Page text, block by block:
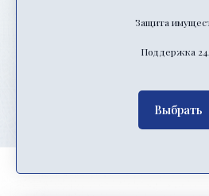
Защита
Поддержка
Выбрать